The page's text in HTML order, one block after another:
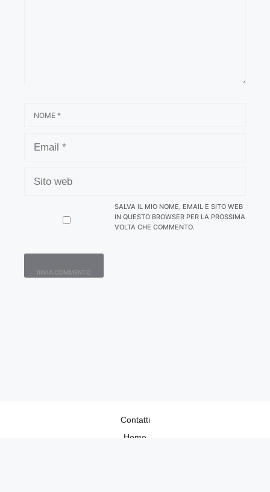
WEB
SALVA IL MIO NOME, EMAIL E SITO WEB
IN QUESTO BROWSER PER LA PROSSIMA
VOLTA CHE COMMENTO.
Contatti
Home